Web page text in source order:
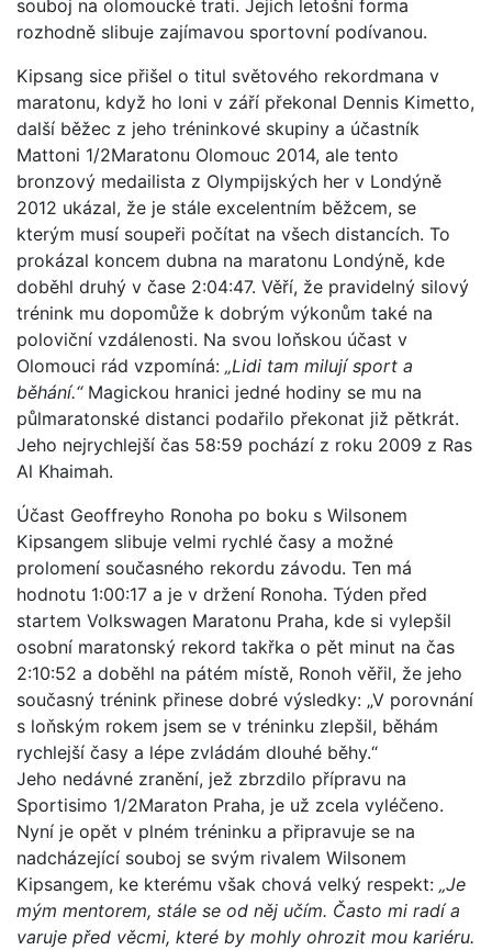
souboj na olomoucké trati. Jejich letošní forma
rozhodně slibuje zajímavou sportovní podívanou.
Kipsang sice přišel o titul světového rekordmana v
maratonu, když ho loni v září překonal Dennis Kimetto,
další běžec z jeho tréninkové skupiny a účastník
Mattoni 1/2Maratonu Olomouc 2014, ale tento
bronzový medailista z Olympijských her v Londýně
2012 ukázal, že je stále excelentním běžcem, se
kterým musí soupeři počítat na všech distancích. To
prokázal koncem dubna na maratonu Londýně, kde
doběhl druhý v čase 2:04:47. Věří, že pravidelný silový
trénink mu dopomůže k dobrým výkonům také na
poloviční vzdálenosti. Na svou loňskou účast v
Olomouci rád vzpomíná: „Lidi tam milují sport a
běhání.“ Magickou hranici jedné hodiny se mu na
půlmaratonské distanci podařilo překonat již pětkrát.
Jeho nejrychlejší čas 58:59 pochází z roku 2009 z Ras
Al Khaimah.
Účast Geoffreyho Ronoha po boku s Wilsonem
Kipsangem slibuje velmi rychlé časy a možné
prolomení současného rekordu závodu. Ten má
hodnotu 1:00:17 a je v držení Ronoha. Týden před
startem Volkswagen Maratonu Praha, kde si vylepšil
osobní maratonský rekord takřka o pět minut na čas
2:10:52 a doběhl na pátém místě, Ronoh věřil, že jeho
současný trénink přinese dobré výsledky: „V porovnání
s loňským rokem jsem se v tréninku zlepšil, běhám
rychlejší časy a lépe zvládám dlouhé běhy.“
Jeho nedávné zranění, jež zbrzdilo přípravu na
Sportisimo 1/2Maraton Praha, je už zcela vyléčeno.
Nyní je opět v plném tréninku a připravuje se na
nadcházející souboj se svým rivalem Wilsonem
Kipsangem, ke kterému však chová velký respekt: „Je
mým mentorem, stále se od něj učím. Často mi radí a
varuje před věcmi, které by mohly ohrozit mou kariéru.